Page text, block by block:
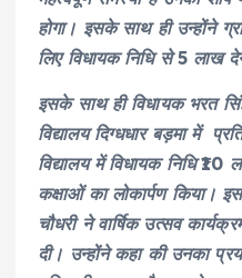
होगा। इसके साथ ही उन्होंने
लिए विधायक निधि से 5 लाख
इसके साथ ही विधायक भरत
विद्यालय दिग्धधार बड़मा में
विद्यालय में विधायक निधि ₹10
कक्षाओं का लोकार्पण किया।
चौधरी ने वार्षिक उत्सव
दी। उन्होंने कहा की उनका